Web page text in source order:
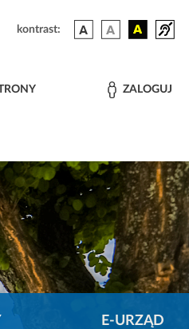
kontrast:
ZALOGUJ
E-URZĄD